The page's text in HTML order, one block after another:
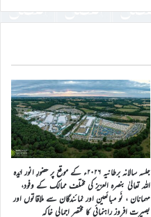
جلسہ سالانہ برطانیہ ۲۰۲۶ء کے موقع پر حضورِ انور ایّدہ
الله تعالیٰ بنصرہ العزیز کی مختلف ممالک کے وفود،
مہمانان ، نَو مبائعین اور نمائندگان سے ملاقاتوں اور
بصیرت افروز راہنمائی کا مختصر اجمالی خاکہ